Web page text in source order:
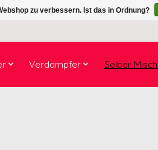
Verdampfer Selber
zu verbessern. Ist das in Ordnung?